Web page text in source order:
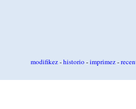
modifikez-historio-imprimez-